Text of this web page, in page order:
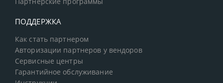
ПОДДЕРЖКА
Как стать партнером
Авторизации партнеров у вендоров
Сервисные центры
Гарантийное обслуживание